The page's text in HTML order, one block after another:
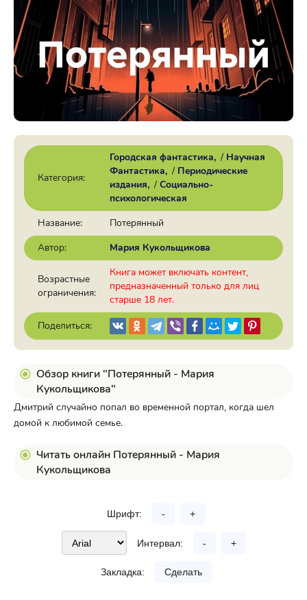
Категория:
Городская фантастика / Научная
Фантастика / Периодические
издания / Социально-
психологическая
Название:
Потерянный
Автор:
Мария Кукольщикова
Возрастные
ограничения:
Книга может включать контент,
предназначенный только для лиц
старше 18 лет.
Поделиться:
Обзор книги "Потерянный - Мария
Кукольщикова"
Дмитрий случайно попал во временной портал, когда шел
домой к любимой семье.
Читать онлайн Потерянный - Мария
Кукольщикова
Шрифт: - +
Интервал: - +
Закладка: Сделать